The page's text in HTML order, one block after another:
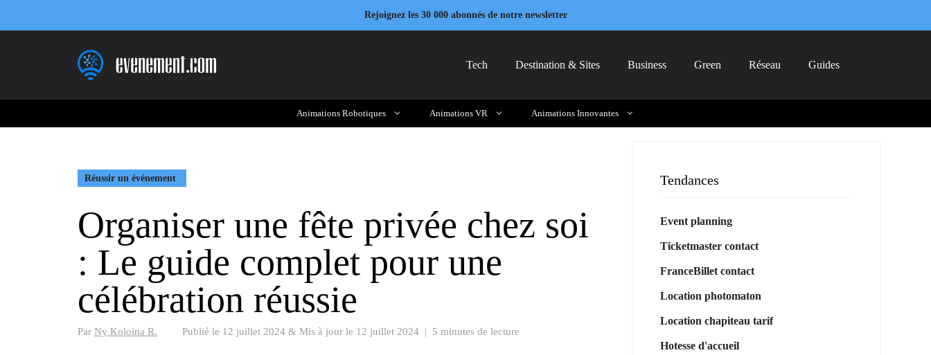
Rejoignez les 30 000 abonnés de notre newsletter
Tech Destination & Sites Business Green Réseau Guides
Animations Robotiques Animations VR Animations Innovantes
Réussir un événement
Organiser une fête privée chez soi
: Le guide complet pour une
célébration réussie
Par Ny Koloina R. Publié le 12 juillet 2024 & Mis à jour le 12 juillet 2024 | 5 minutes de lecture
Tendances
Event planning
Ticketmaster contact
FranceBillet contact
Location photomaton
Location chapiteau tarif
Hotesse d'accueil